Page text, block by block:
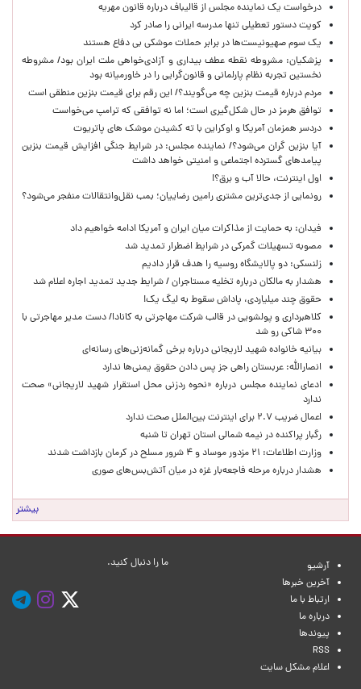
درخواست یک نماینده مجلس از قالیباف درباره قانون مهریه
کویت دستور تعطیلی تنها مدرسه ایرانی را صادر کرد
یک‌ سوم صهیونیست‌ها در برابر حملات موشکی بی دفاع هستند
پزشکیان: مشروطه نقطه عطف بیداری و آزادی‌خواهی ملت ایران بود/ مشروطه
نخستین تجربه نظام پارلمانی و قانون‌گرایی را در خاورمیانه بود
مردم درباره قیمت بنزین چه می‌گویند؟/ این رقم برای قیمت بنزین منطقی است
توافق هرمز در حال شکل‌گیری است؛ اما نه توافقی که ترامپ می‌خواست
دردسر همزمان آمریکا و اوکراین با ته کشیدن موشک های پاتریوت
آیا بنزین گران می‌شود؟/ نماینده مجلس: در شرایط جنگی افزایش قیمت بنزین
پیامدهای گسترده اجتماعی و امنیتی خواهد داشت
اول اینترنت، حالا آب و برق؟!
رونمایی از جدی‌ترین مشتری رامین رضاییان؛ بمب نقل‌وانتقالات منفجر می‌شود؟
فیدان: به حمایت از مذاکرات میان ایران و آمریکا ادامه خواهیم داد
مصوبه تسهیلات گمرکی در شرایط اضطرار تمدید شد
زلنسکی: دو پالایشگاه روسیه را هدف قرار دادیم
هشدار به مالکان درباره تخلیه مستاجران / شرایط جدید تمدید اجاره اعلام شد
حقوق چند میلیاردی، پاداش سقوط به لیگ یک!
کلاهبرداری و پولشویی در قالب شرکت مهاجرتی به کانادا/ دست مدیر مهاجرتی با
۳۰۰ شاکی رو شد
بیانیه خانواده شهید لاریجانی درباره برخی گمانه‌زنی‌های رسانه‌ای
انصارالله: عربستان راهی جز پس دادن حقوق یمنی‌ها ندارد
ادعای نماینده مجلس درباره «نحوه ردزنی محل استقرار شهید لاریجانی» صحت
ندارد
اعمال ضریب ۲.۷ برای اینترنت بین‌الملل صحت ندارد
رگبار پراکنده در نیمه شمالی استان تهران تا شنبه
وزارت اطلاعات: ۲۱ مزدور موساد و ۴ شرور مسلح در کرمان بازداشت شدند
هشدار درباره مرحله فاجعه‌بار غزه در میان آتش‌بس‌های صوری
بیشتر
آرشیو
آخرین خبرها
ارتباط با ما
درباره ما
پیوندها
RSS
اعلام مشکل سایت
ما را دنبال کنید.